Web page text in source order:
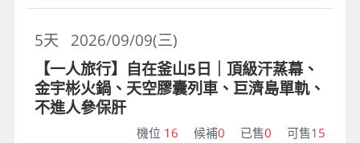
2026/09/09(三)
5天
【一人旅行】自在釜山5日｜頂級汗蒸幕、
金宇彬火鍋、天空膠囊列車、巨濟島單軌、
不進人參保肝
機位 16 候補0 已售0 可售15